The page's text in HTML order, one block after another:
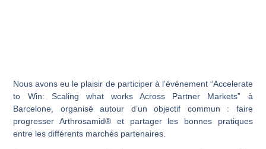
Nous avons eu le plaisir de participer à l’événement “Accelerate
to Win: Scaling what works Across Partner Markets” à
Barcelone, organisé autour d’un objectif commun : faire
progresser Arthrosamid® et partager les bonnes pratiques
entre les différents marchés partenaires.